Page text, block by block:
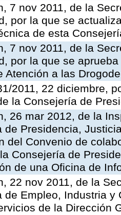
7 nov 2011, de la
por la que se
de esta
7 nov 2011, de la
por la que se
Atención a las
2011, 22 diciembre,
la Consejería de
26 mar 2012, de la
de Presidencia,
del Convenio de
Consejería de
de una Oficina de
22 nov 2011, de la
de Empleo, Industria
de la Dirección